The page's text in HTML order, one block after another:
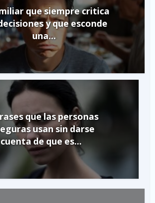
que siempre critica
y que esconde
una...
que las personas
usan sin darse
cuenta de que es...